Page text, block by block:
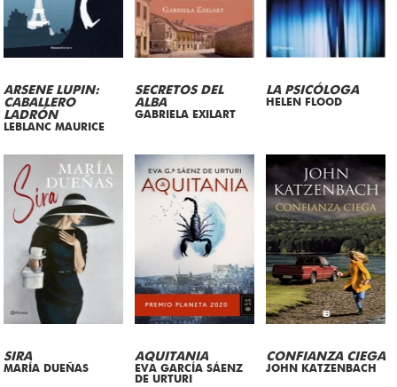
ARSENE LUPIN:
CABALLERO
LADRÓN
LEBLANC MAURICE
SECRETOS DEL
ALBA
GABRIELA EXILART
LA PSICÓLOGA
HELEN FLOOD
SIRA
MARÍA DUEÑAS
AQUITANIA
EVA GARCÍA SÁENZ
DE URTURI
CONFIANZA CIEGA
JOHN KATZENBACH